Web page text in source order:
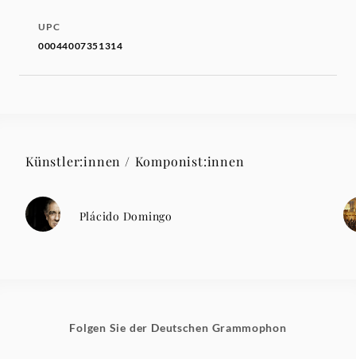
UPC
00044007351314
Künstler:innen / Komponist:innen
Plácido Domingo
Folgen Sie der Deutschen Grammophon